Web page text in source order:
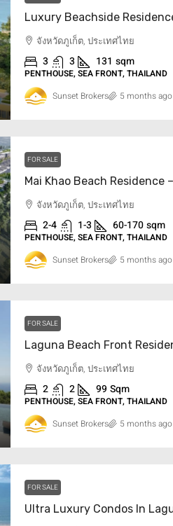
จังหวัดภูเก็ต, ประเทศไทย
3 3 131 sqm
PENTHOUSE, SEA FRONT, THAILAND
Sunset Brokers 5 months ago
FOR SALE
จังหวัดภูเก็ต, ประเทศไทย
2-4 1-3 60-170sqm
PENTHOUSE, SEA FRONT, THAILAND
Sunset Brokers 5 months ago
FOR SALE
จังหวัดภูเก็ต, ประเทศไทย
2 2 99 Sqm
PENTHOUSE, SEA FRONT, THAILAND
Sunset Brokers 5 months ago
FOR SALE